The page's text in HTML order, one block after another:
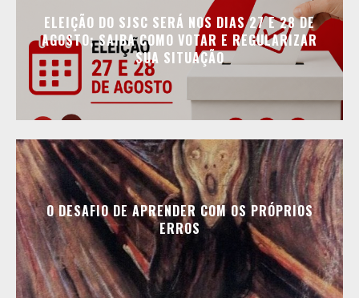
ELEIÇÃO DO SJSC SERÁ NOS DIAS 27 E 28 DE
AGOSTO; SAIBA COMO VOTAR E REGULARIZAR
SUA SITUAÇÃO
O DESAFIO DE APRENDER COM OS PRÓPRIOS
ERROS